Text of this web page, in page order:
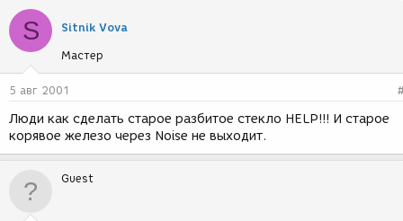
о
р
т
е
м
ы
с
д
и
я
S Sitnik Vova
Мастер
5 авг 2001
Люди как сделать старое разбитое стекло HELP!!! И старое
корявое железо через Noise не выходит.
Guest